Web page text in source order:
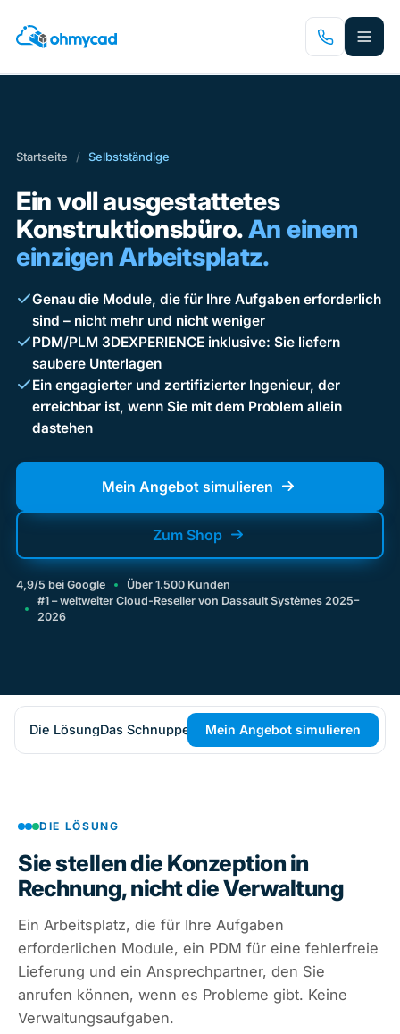
Hauptinhalt
Startseite / Selbstständige
Ein voll ausgestattetes
Konstruktionsbüro.An einem
einzigen Arbeitsplatz.
Genau die Module, die für Ihre Aufgaben erforderlich
sind – nicht mehr und nicht weniger
PDM/PLM 3DEXPERIENCE inklusive: Sie liefern
saubere Unterlagen
Ein engagierter und zertifizierter Ingenieur, der
erreichbar ist, wenn Sie mit dem Problem allein
dastehen
Mein Angebot simulieren
Zum Shop
4,9/5 bei Google
Über 1.500 Kunden
#1 – weltweiter Cloud-Reseller von Dassault Systèmes 2025–
2026
Die LösungDas SchnupperangebotSicherheit
Mein Angebot simulieren
DIE LÖSUNG
Sie stellen die Konzeption in
Rechnung, nicht die Verwaltung
Ein Arbeitsplatz, die für Ihre Aufgaben
erforderlichen Module, ein PDM für eine fehlerfreie
Lieferung und ein Ansprechpartner, den Sie
anrufen können, wenn es Probleme gibt. Keine
Verwaltungsaufgaben.